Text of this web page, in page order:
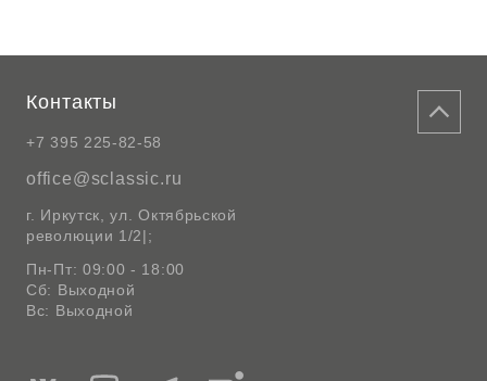
Контакты
+7 395 225-82-58
office@sclassic.ru
г. Иркутск, ул. Октябрьской
революции 1/2|;
Пн-Пт: 09:00 - 18:00
Сб: Выходной
Вс: Выходной